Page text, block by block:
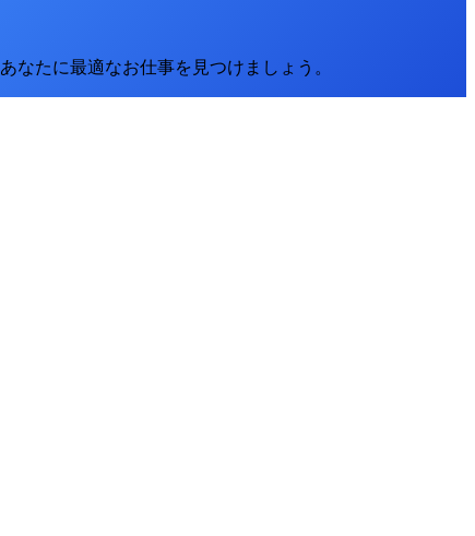
あなたに最適なお仕事を見つけましょう。